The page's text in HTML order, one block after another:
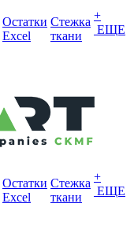
Остатки
Excel
Стежка
ткани
+
ЕЩЕ
Остатки
Excel
Стежка
ткани
+
ЕЩЕ